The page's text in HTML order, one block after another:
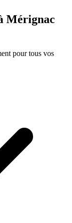
Mérignac
pour tous vos